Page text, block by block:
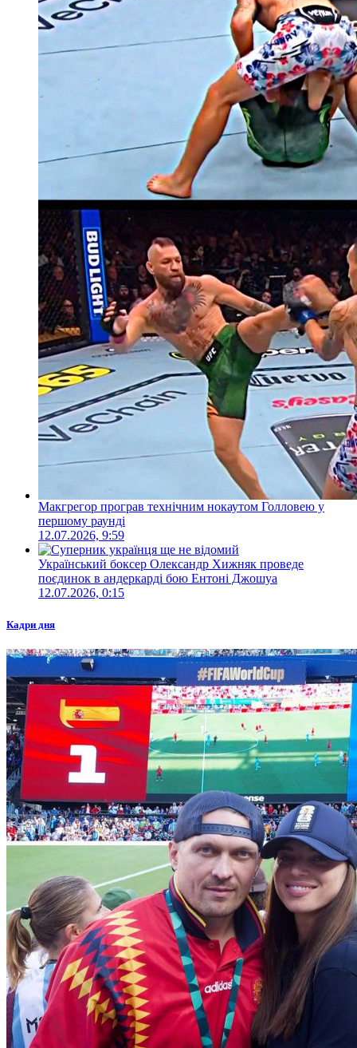
Макгрегор програв технічним нокаутом Голловею у
першому раунді
12.07.2026, 9:59
Український боксер Олександр Хижняк проведе
поєдинок в андеркарді бою Ентоні Джошуа
12.07.2026, 0:15
Кадри дня